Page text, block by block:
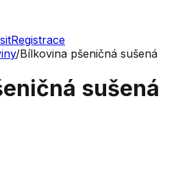
Registrace
/Bílkovina pšeničná sušená
sušená